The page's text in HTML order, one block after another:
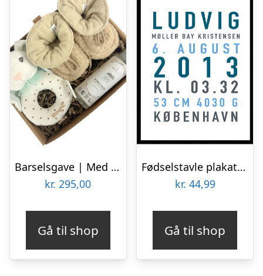
Barselsgave | Med kaninrangle og futter
kr. 295,00
Gå til shop
Fødselstavle plakat til dreng
kr. 44,99
Gå til shop